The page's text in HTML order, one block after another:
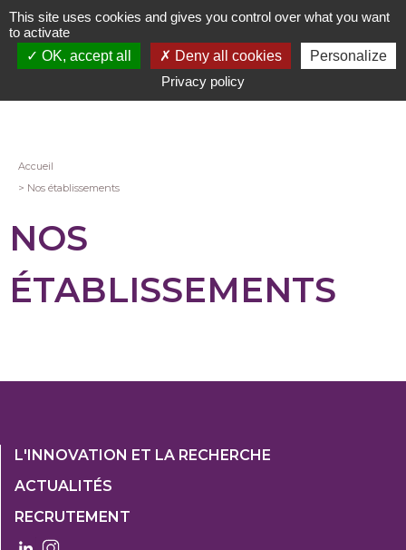
Aller
au
contenu
Fil
Accueil
Nos établissements
NOS
ÉTABLISSEMENTS
Footer
1
Col
3
L'INNOVATION ET LA RECHERCHE
ACTUALITÉS
RECRUTEMENT
This site uses cookies and gives you control over what you want
to activate
OK, accept all
Deny all cookies
Personalize
Privacy policy